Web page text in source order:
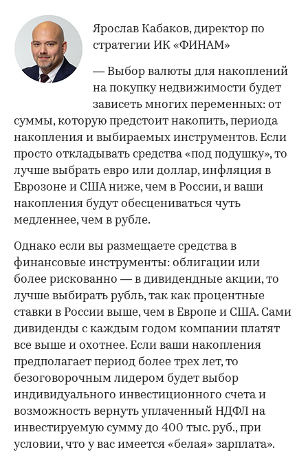
Ярослав Кабаков, директор по
стратегии ИК «ФИНАМ»
— Выбор валюты для накоплений
на покупку недвижимости будет
зависеть многих переменных: от
суммы, которую предстоит накопить, периода
накопления и выбираемых инструментов. Если
просто откладывать средства «под подушку», то
лучше выбрать евро или доллар, инфляция в
Еврозоне и США ниже, чем в России, и ваши
накопления будут обесцениваться чуть
медленнее, чем в рубле.
Однако если вы размещаете средства в
финансовые инструменты: облигации или
более рискованно — в дивидендные акции, то
лучше выбирать рубль, так как процентные
ставки в России выше, чем в Европе и США. Сами
дивиденды с каждым годом компании платят
все выше и охотнее. Если ваши накопления
предполагает период более трех лет, то
безоговорочным лидером будет выбор
индивидуального инвестиционного счета и
возможность вернуть уплаченный НДФЛ на
инвестируемую сумму до 400 тыс. руб., при
условии, что у вас имеется «белая» зарплата».